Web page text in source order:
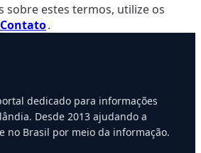
sobre estes termos, utilize os
Contato.
dedicado para informações
Desde 2013 ajudando a
no Brasil por meio da informação.